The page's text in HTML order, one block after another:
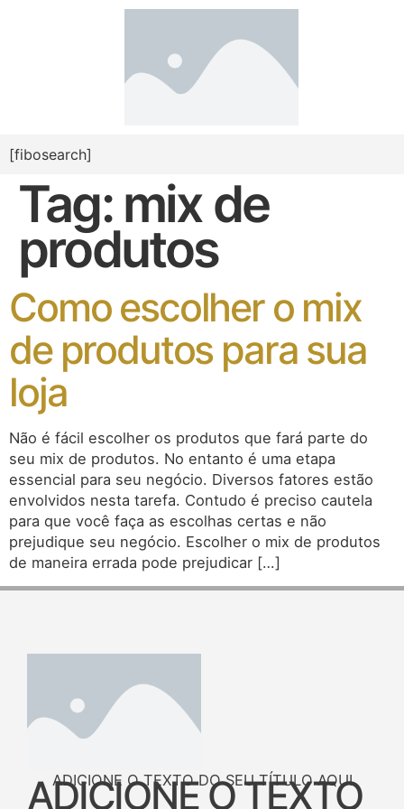
[fibosearch]
Tag: mix de
produtos
Como escolher o mix
de produtos para sua
loja
Não é fácil escolher os produtos que fará parte do
seu mix de produtos. No entanto é uma etapa
essencial para seu negócio. Diversos fatores estão
envolvidos nesta tarefa. Contudo é preciso cautela
para que você faça as escolhas certas e não
prejudique seu negócio. Escolher o mix de produtos
de maneira errada pode prejudicar […]
ADICIONE O TEXTO DO SEU TÍTULO AQUI
ADICIONE O TEXTO